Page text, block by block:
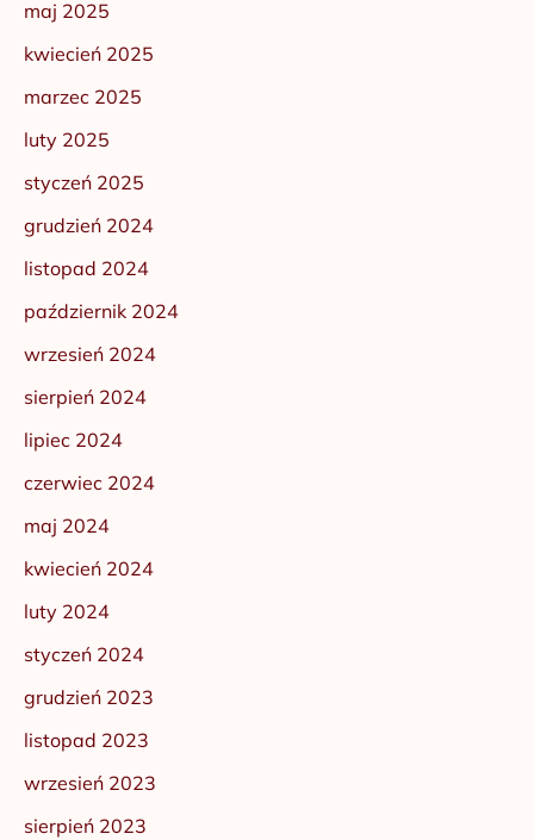
maj 2025
kwiecień 2025
marzec 2025
luty 2025
styczeń 2025
grudzień 2024
listopad 2024
październik 2024
wrzesień 2024
sierpień 2024
lipiec 2024
czerwiec 2024
maj 2024
kwiecień 2024
luty 2024
styczeń 2024
grudzień 2023
listopad 2023
wrzesień 2023
sierpień 2023